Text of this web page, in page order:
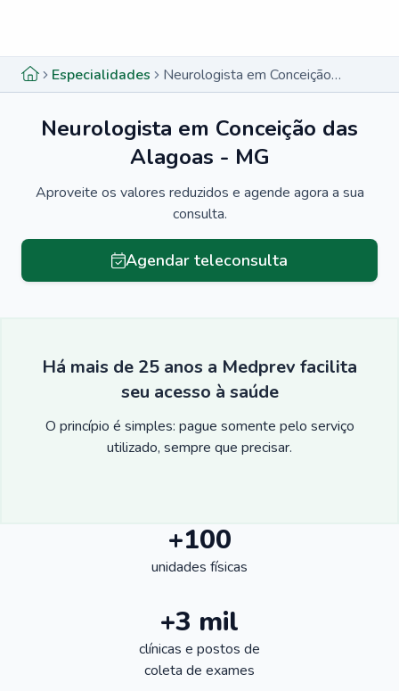
Especialidades Neurologista em Conceição das Alagoas - MG
Neurologista em Conceição das
Alagoas - MG
Aproveite os valores reduzidos e agende agora a sua
consulta.
Agendar teleconsulta
Há mais de 25 anos a Medprev facilita
seu acesso à saúde
O princípio é simples: pague somente pelo serviço
utilizado, sempre que precisar.
+100
unidades físicas
+3 mil
clínicas e postos de
coleta de exames